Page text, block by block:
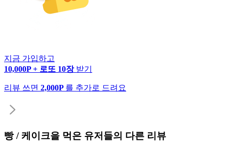
지금 가입하고
10,000P + 로또 10장 받기
리뷰 쓰면 2,000P 를 추가로 드려요
빵 / 케이크을 먹은 유저들의 다른 리뷰